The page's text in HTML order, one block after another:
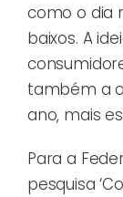
como o dia
baixos. A
também a
ano, mais
Para a
pesquisa